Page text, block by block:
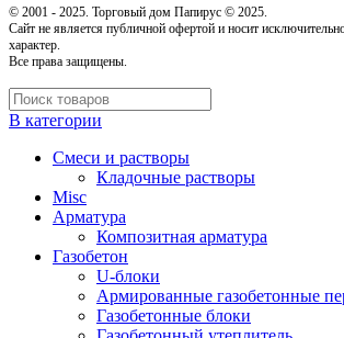
© 2001 - 2025. Торговый дом Папирус © 2025.
Cайт не является публичной офертой и носит
характер.
Все права защищены.
В категории
Cмеси и растворы
Кладочные растворы
Misc
Арматура
Композитная арматура
Газобетон
U-блоки
Армированные газобетонные
Газобетонные блоки